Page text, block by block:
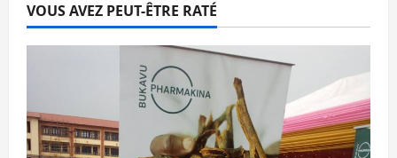
VOUS AVEZ PEUT-ÊTRE RATÉ